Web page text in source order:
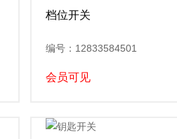
档位开关
编号：12833584501
会员可见